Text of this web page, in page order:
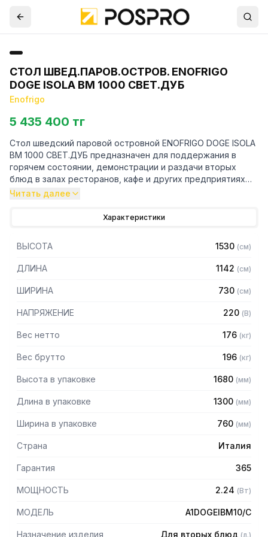
СТОЛ ШВЕД.ПАРОВ.ОСТРОВ. ENOFRIGO
DOGE ISOLA BM 1000 СВЕТ.ДУБ
Enofrigo
5 435 400 тг
Стол шведский паровой островной ENOFRIGO DOGE ISOLA
BM 1000 СВЕТ.ДУБ предназначен для поддержания в
горячем состоянии, демонстрации и раздачи вторых
блюд в залах ресторанов, кафе и других предприятиях
общественного питания.
— Диапазон температур: +30…+80 C
— Корпус из дерева
— Столешница из высококачественного кварцевого
агломерата
— Закаленное стекло
— Шарнирные колесики
прикосновением
Читать далее
Характеристики
ВЫСОТА 1530 (см)
ДЛИНА 1142 (см)
ШИРИНА 730 (см)
НАПРЯЖЕНИЕ 220 (В)
Вес нетто 176 (кг)
Вес брутто 196 (кг)
Высота в упаковке 1680 (мм)
Длина в упаковке 1300 (мм)
Ширина в упаковке 760 (мм)
Страна Италия
Гарантия 365
МОЩНОСТЬ 2.24 (Вт)
МОДЕЛЬ A1DOGEIBM10/C
Назначение изделия Для вторых блюд (л.)